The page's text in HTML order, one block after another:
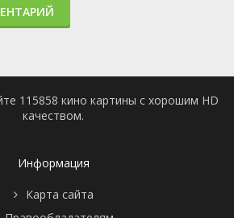
115858 кино картины с хорошим HD
качеством.
Информация
Карта сайта